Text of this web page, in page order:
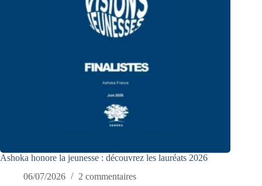
Ashoka honore la jeunesse : découvrez les lauréats 2026
06/07/2026
2 commentaires